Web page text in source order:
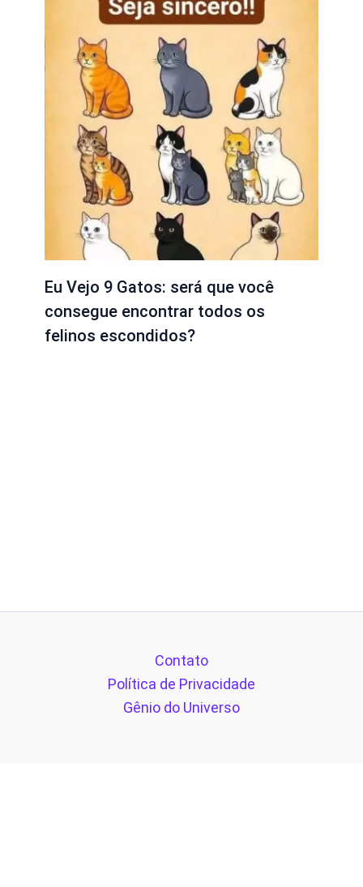
Eu Vejo 9 Gatos: será que você
consegue encontrar todos os
felinos escondidos?
Contato
Política de Privacidade
Gênio do Universo